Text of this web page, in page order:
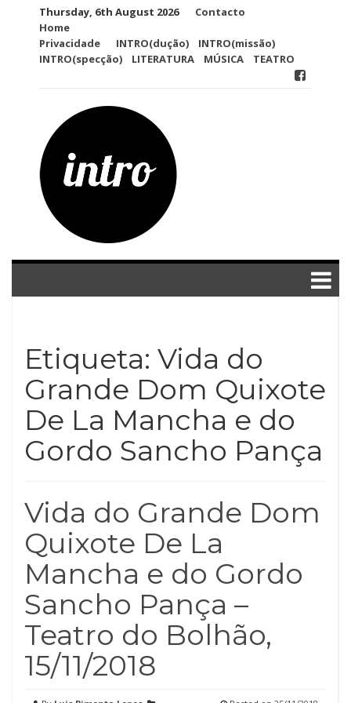
Thursday, 6th August 2026
Contacto
Home
Privacidade
INTRO(dução)
INTRO(missão)
INTRO(specção)
LITERATURA MÚSICA TEATRO
Etiqueta: Vida do
Grande Dom Quixote
De La Mancha e do
Gordo Sancho Pança
Vida do Grande Dom
Quixote De La
Mancha e do Gordo
Sancho Pança –
Teatro do Bolhão,
15/11/2018